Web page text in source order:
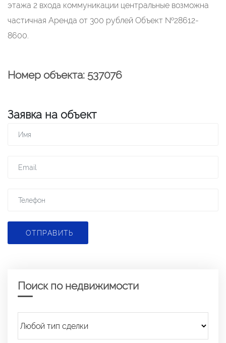
этажа 2 входа коммуникации центральные возможна
частичная Аренда от 300 рублей Объект №28612-
8600.
Номер объекта: 537076
Заявка на объект
ОТПРАВИТЬ
Поиск по недвижимости